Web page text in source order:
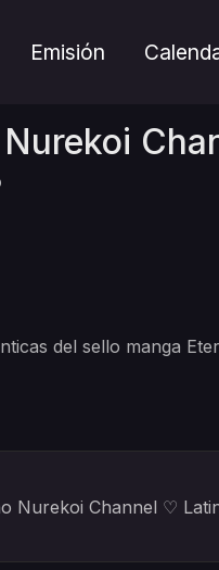
Emisión
del sello manga
Nurekoi Channel ♡